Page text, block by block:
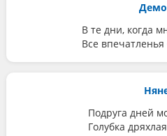
В те дни, когда
Все
Подруга дней
Голубка